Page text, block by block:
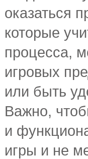
оказаться
которые
процесса,
игровых
или быть
Важно,
и
игры и не